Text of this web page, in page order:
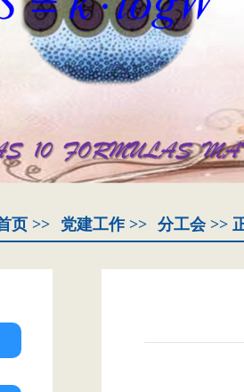
页 >> 党建工作>> 分工会>>